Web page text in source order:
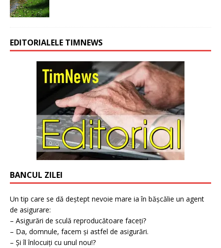
EDITORIALELE TIMNEWS
BANCUL ZILEI
Un tip care se dă deștept nevoie mare ia în bășcălie un agent
de asigurare:
– Asigurări de sculă reproducătoare faceți?
– Da, domnule, facem și astfel de asigurări.
– Și îl înlocuiți cu unul nou!?